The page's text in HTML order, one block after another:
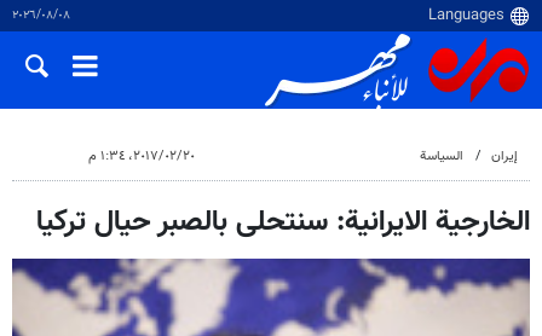
٠٨‏/٠٨‏/٢٠٢٦
إيران السياسة ٢٠‏/٠٢‏/٢٠١٧، ١:٣٤ م
الخارجية الايرانية: سنتحلى بالصبر حيال تركيا